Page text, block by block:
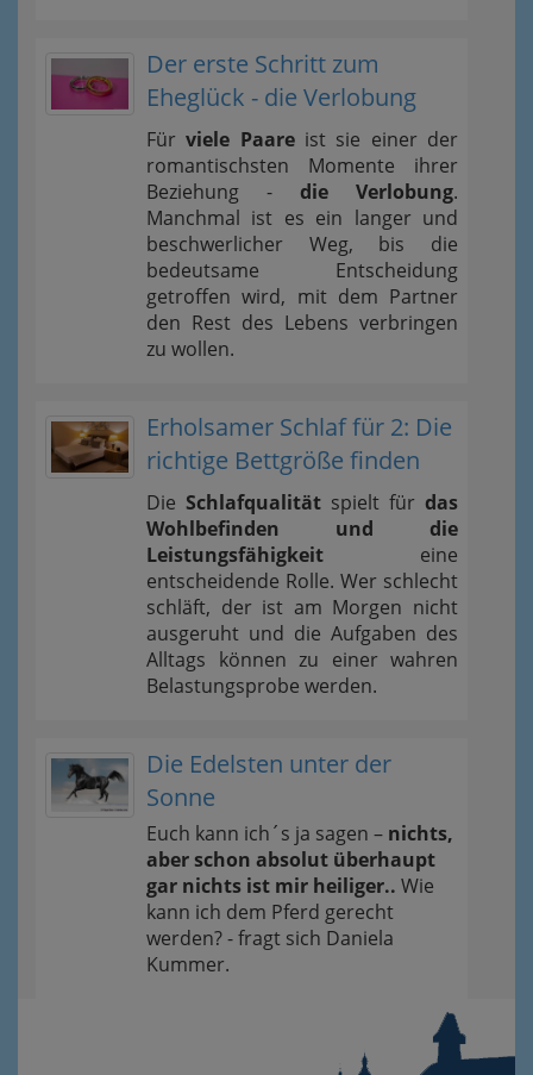
Der erste Schritt zum
Eheglück - die Verlobung
Fürviele Paareist sie einer der
romantischsten Momente ihrer
Beziehung - die Verlobung.
Manchmal ist es ein langer und
beschwerlicher Weg, bis die
bedeutsame Entscheidung
getroffen wird, mit dem Partner
den Rest des Lebens verbringen
zu wollen.
Erholsamer Schlaf für 2: Die
richtige Bettgröße finden
Die Schlafqualität spielt für das
Wohlbefinden und die
Leistungsfähigkeit eine
entscheidende Rolle. Wer schlecht
schläft, der ist am Morgen nicht
ausgeruht und die Aufgaben des
Alltags können zu einer wahren
Belastungsprobe werden.
Die Edelsten unter der
Sonne
Euch kann ich´s ja sagen – nichts,
aber schon absolut überhaupt
gar nichts ist mir heiliger.. Wie
kann ich dem Pferd gerecht
werden? - fragt sich Daniela
Kummer.